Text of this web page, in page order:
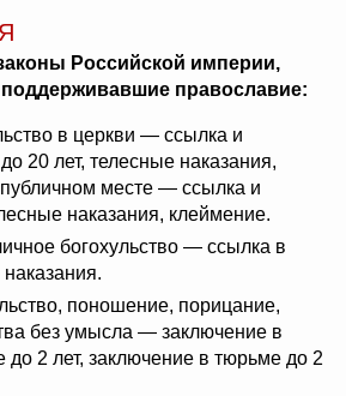
Российской империи,
православие:
в церкви — ссылка и
20 лет, телесные наказания,
месте — ссылка и
наказания, клеймение.
богохульство — ссылка в
поношение, порицание,
без умысла — заключение в
2 лет, заключение в тюрьме до 2